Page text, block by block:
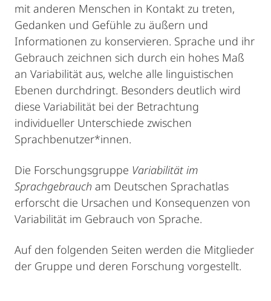
mit anderen Menschen in Kontakt zu treten,
Gedanken und Gefühle zu äußern und
Informationen zu konservieren. Sprache und ihr
Gebrauch zeichnen sich durch ein hohes Maß
an Variabilität aus, welche alle linguistischen
Ebenen durchdringt. Besonders deutlich wird
diese Variabilität bei der Betrachtung
individueller Unterschiede zwischen
Sprachbenutzer*innen.
Die Forschungsgruppe Variabilität im
Sprachgebrauch am Deutschen Sprachatlas
erforscht die Ursachen und Konsequenzen von
Variabilität im Gebrauch von Sprache.
Auf den folgenden Seiten werden die Mitglieder
der Gruppe und deren Forschung vorgestellt.